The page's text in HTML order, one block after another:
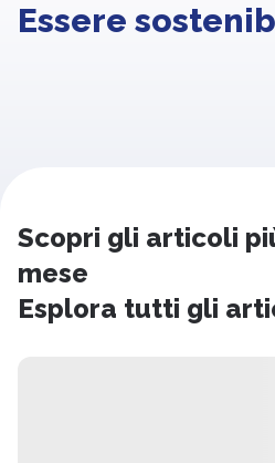
Essere
Scopri gli articoli
mese
Esplora tutti gli